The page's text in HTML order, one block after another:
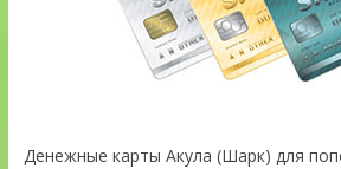
Денежные карты Акула (Шарк) для